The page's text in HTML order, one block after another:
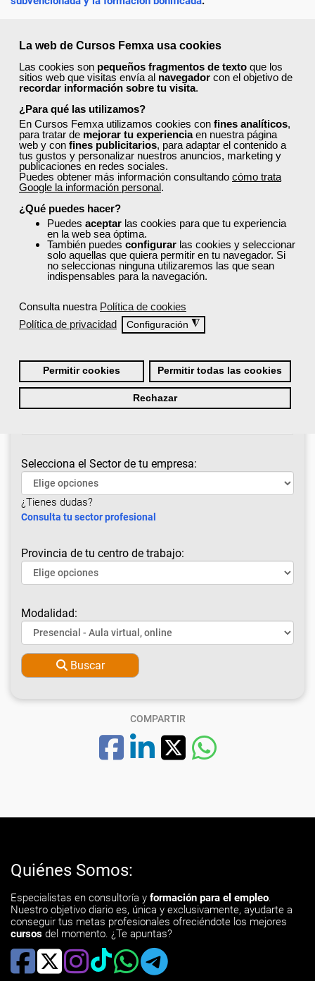
La web de Cursos Femxa usa cookies
Las cookies son pequeños fragmentos de texto que los
sitios web que visitas envía al navegador con el objetivo de
recordar información sobre tu visita.
¿Para qué las utilizamos?
En Cursos Femxa utilizamos cookies con fines analíticos,
para tratar de mejorar tu experienciaen nuestra página
web y con fines publicitarios, para adaptar el contenido a
tus gustos y personalizar nuestros anuncios, marketing y
publicaciones en redes sociales.
Puedes obtener más información consultando cómo trata
Google la información personal.
¿Qué puedes hacer?
Puedes aceptar las cookies para que tu experiencia
en la web sea óptima.
También puedes configurar las cookies y seleccionar
solo aquellas que quiera permitir en tu navegador. Si
no seleccionas ninguna utilizaremos las que sean
indispensables para la navegación.
Consulta nuestra Política de cookies
Política de privacidad
Configuración ◮
Permitir cookies Permitir todas las cookies
Rechazar
actualizados, de esta forma encontrarás más rápido los cursos
¡Escoge tu curso favorito, solicita tu plaza y mejora como
profesional dentro de tu sector!
¿No encuentras el curso que estás
buscando?
Consulta laoferta formativa completay
accede a cursos gratuitos que te ayudarán a
impulsar tu carrera profesional o mejorar tu
desarrollo personal.
Explora todos los cursos
¿Cuál es tu situación laboral?
Selecciona el Sector de tu empresa:
¿Tienes dudas?
Consulta tu sector profesional
Provincia de tu centro de trabajo:
Modalidad:
Buscar
COMPARTIR
Quiénes Somos:
Especialistas en consultoría y formación para el empleo.
Nuestro objetivo diario es, única y exclusivamente, ayudarte a
conseguir tus metas profesionales ofreciéndote los mejores
cursos del momento. ¿Te apuntas?